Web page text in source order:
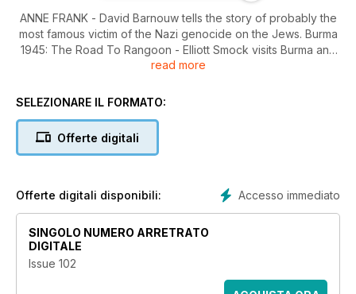
ANNE FRANK - David Barnouw tells the story of probably the
most famous victim of the Nazi genocide on the Jews. Burma
1945: The Road To Rangoon - Elliott Smock visits Burma and
the historic Fort Dufferin. Wreck Discovery. - the Discovery of
of a Canadian C-47 of No. 435 (RCAF) Transport Squadron.
of the Hollywood star who served with US Air Combat
read more
SELEZIONARE IL FORMATO:
Offerte digitali
Accesso immediato
Offerte digitali disponibili:
SINGOLO NUMERO ARRETRATO
DIGITALE
Issue 102